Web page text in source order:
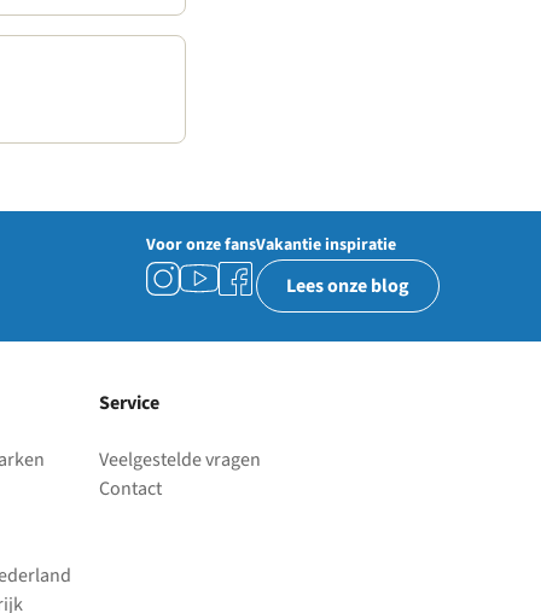
Voor onze fansVakantie inspiratie
Lees onze blog
Service
Veelgestelde vragen
Contact